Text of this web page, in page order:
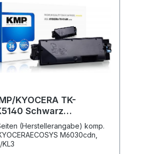
KYOCERA TK-
Schwarz
(Herstellerangabe) komp.
M6030cdn,